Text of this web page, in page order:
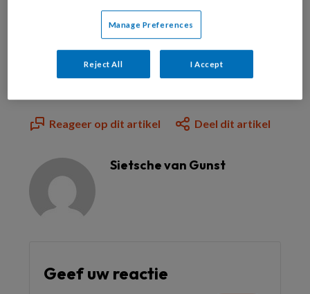
Bekijk de mogelijkheden
Al abonnee?Log dan in
Reageer op dit artikel Deel dit artikel
Sietsche van Gunst
Geef uw reactie
Manage Preferences
Reject All I Accept